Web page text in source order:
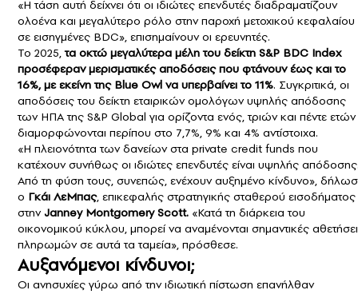
«Η τάση αυτή δείχνει ότι οι ιδιώτες επενδυτές διαδραματίζουν
ολοένα και μεγαλύτερο ρόλο στην παροχή μετοχικού κεφαλαίου
σε εισηγμένες BDC», επισημαίνουν οι ερευνητές.
Το 2025,τα οκτώ μεγαλύτερα μέλη του δείκτη S&P BDC Index
προσέφεραν μερισματικές αποδόσεις που φτάνουν έως και το
16%, με εκείνη της Blue Owl να υπερβαίνει το 11%. Συγκριτικά, οι
αποδόσεις του δείκτη εταιρικών ομολόγων υψηλής απόδοσης
των ΗΠΑ της S&P Global για ορίζοντα ενός, τριών και πέντε ετών
διαμορφώνονται περίπου στο 7,7%, 9% και 4% αντίστοιχα.
«Η πλειονότητα των δανείων στα private credit funds που
κατέχουν συνήθως οι ιδιώτες επενδυτές είναι υψηλής
Από τη φύση τους, συνεπώς, ενέχουν αυξημένο κίνδυνο»,
ο Γκάι ΛεΜπας, επικεφαλής στρατηγικής σταθερού εισοδήματος
στηνJanney Montgomery Scott. «Κατά τη διάρκεια του
οικονομικού κύκλου, μπορεί να αναμένονται σημαντικές
πληρωμών σε αυτά τα ταμεία», πρόσθεσε.
Αυξανόμενοι κίνδυνοι;
Οι ανησυχίες γύρω από την ιδιωτική πίστωση επανήλθαν